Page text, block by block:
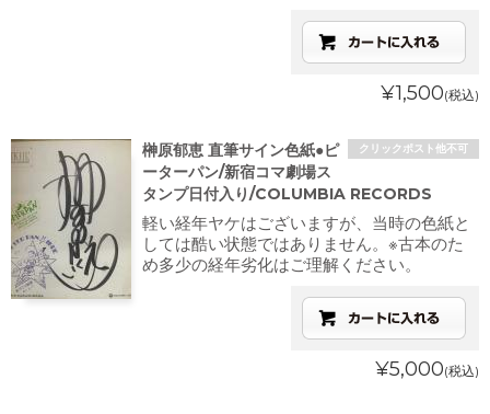
¥1,500(税込)
クリックポスト他不可
榊原郁恵 直筆サイン色紙●ピ
ーターパン/新宿コマ劇場ス
タンプ日付入り/COLUMBIA RECORDS
軽い経年ヤケはございますが、当時の色紙と
しては酷い状態ではありません。※古本のた
め多少の経年劣化はご理解ください。
¥5,000(税込)